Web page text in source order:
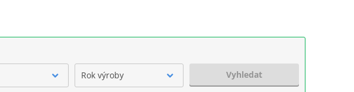
Rok výroby Vyhledat